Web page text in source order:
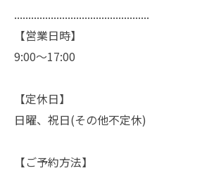
................................................
【営業日時】
9:00〜17:00
【定休日】
日曜、祝日(その他不定休)
【ご予約方法】